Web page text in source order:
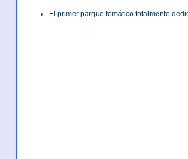
El primer parque temático totalmente